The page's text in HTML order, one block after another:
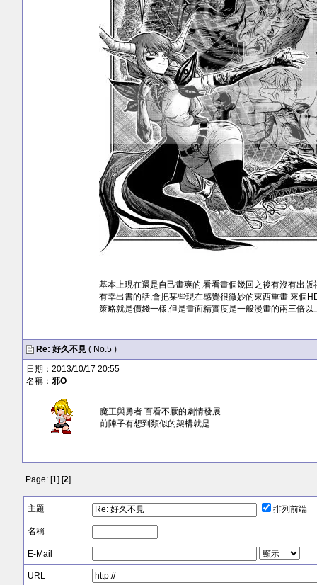
基本上現在還是自己畫爽的,看看畫個幾回之後有沒有出
有幸出書的話,會把某些現在感覺很微妙的東西重畫 來個
策略就是價錢一樣,但是畫面精實度是一般漫畫的兩三倍
Re: 好久不見 ( No.5 )
日期：2013/10/17 20:55
名稱： 邪O
魔王與勇者 百看不厭的劇情發展
前陣子有想到類似的架構就是
Page: [1] [2]
主題 排列前端
名稱
E-Mail
URL